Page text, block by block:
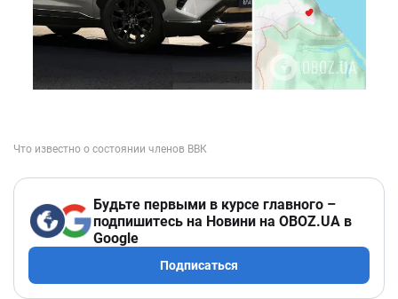
Будьте первыми в курсе главного –
подпишитесь на Новини на OBOZ.UA в
Google
Подписаться